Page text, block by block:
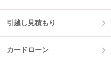
引越し見積もり
カードローン